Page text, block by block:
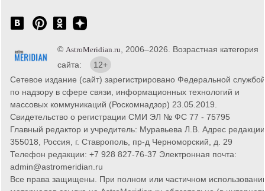
© AstroMeridian.ru , 2006–2026. Возрастная категория
сайта:
12+
Сетевое издание (сайт) зарегистрировано Федеральной службой
по надзору в сфере связи, информационных технологий и
массовых коммуникаций (Роскомнадзор) 23.05.2019.
Свидетельство о регистрации СМИ ЭЛ № ФС 77 - 75795
Главный редактор и учредитель: Муравьева Л.В. Адрес
355018, Россия, г. Ставрополь, пр-д Черноморский, д. 29
Телефон редакции: +7 928 827-76-37 Электронная почта:
admin@astromeridian.ru
Все права защищены. При полном или частичном